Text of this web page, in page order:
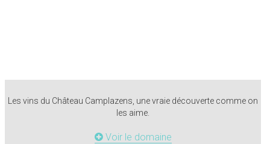
Les vins du Château Camplazens, une vraie découverte comme on
les aime.
Voir le domaine